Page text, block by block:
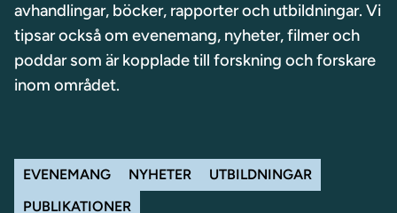
avhandlingar, böcker, rapporter och utbildningar. Vi
tipsar också om evenemang, nyheter, filmer och
poddar som är kopplade till forskning och forskare
inom området.
Navigera på sidan
EVENEMANG NYHETER
UTBILDNINGAR
PUBLIKATIONER